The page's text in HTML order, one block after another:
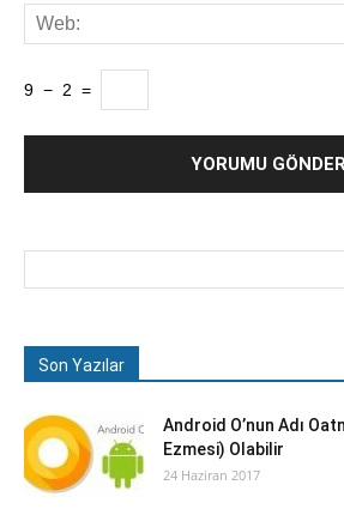
9 − 2 =
Son Yazılar
Android O’nun Adı
Ezmesi) Olabilir
24 Haziran 2017